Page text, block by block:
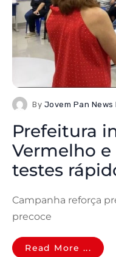
By Jovem Pan
Prefeitura
Vermelho e
testes
Campanha reforça
precoce
Read More ...